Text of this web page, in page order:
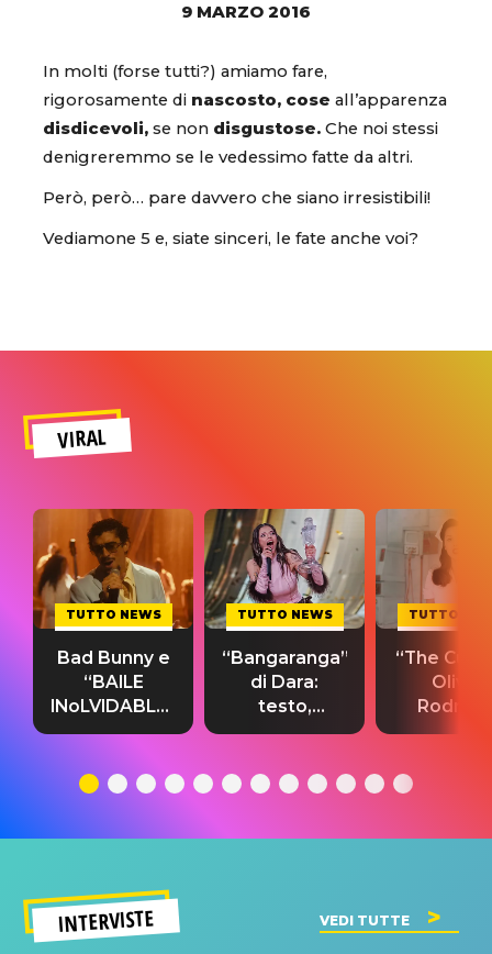
9 MARZO 2016
In molti (forse tutti?) amiamo fare,
rigorosamente di nascosto, cose all’apparenza
disdicevoli, se non disgustose. Che noi stessi
denigreremmo se le vedessimo fatte da altri.
Però, però… pare davvero che siano irresistibili!
Vediamone 5 e, siate sinceri, le fate anche voi?
VIRAL
TUTTO NEWS
Bad Bunny e
“BAILE
INoLVIDABLE”:
testo,
significato
TUTTO NEWS
“Bangaranga”
di Dara:
testo,
traduzione e
del singolo
TUTTO
“The
Olivia
testo,
INTERVISTE VEDI TUTTE